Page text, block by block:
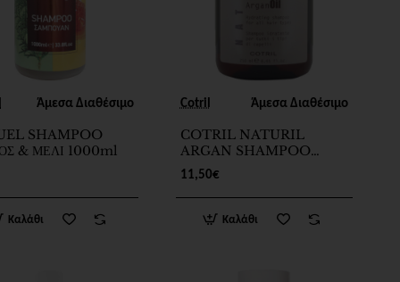
New
Άμεσα Διαθέσιμο
SHAMPOO
& ΜΕΛΙ 1000ml
Καλάθι
New
Cotril
Άμεσα Διαθέσιμο
COTRIL NATURIL
ARGAN SHAMPOO
250ml
11,50€
Καλάθι